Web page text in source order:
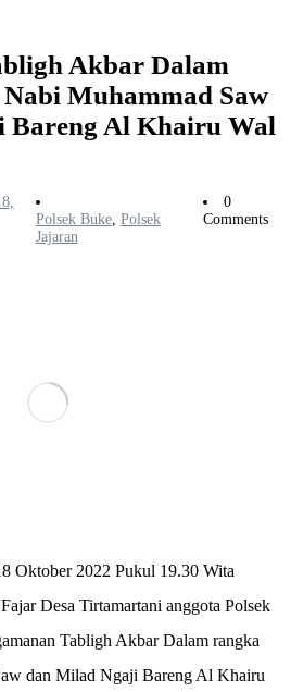
Akbar Dalam
Muhammad Saw
Bareng Al Khairu Wal
Polsek Buke, Polsek
Jajaran
0
Comments
Oktober 2022 Pukul 19.30 Wita
Desa Tirtamartani anggota Polsek
Tabligh Akbar Dalam rangka
dan Milad Ngaji Bareng Al Khairu